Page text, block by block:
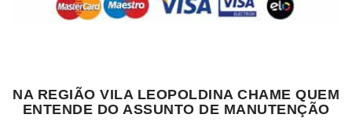
NA REGIÃO VILA LEOPOLDINA CHAME QUEM
ENTENDE DO ASSUNTO DE MANUTENÇÃO